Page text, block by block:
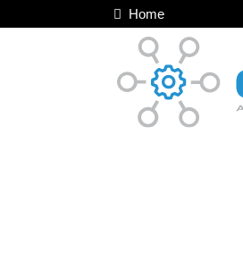
Home